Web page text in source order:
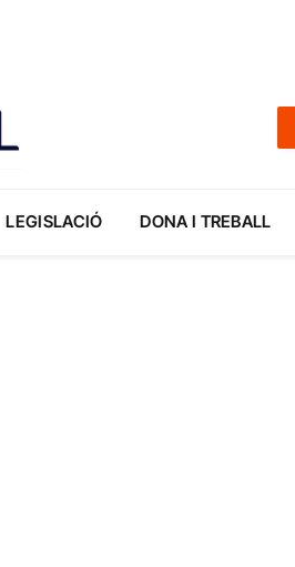
LEGISLACIÓ DONA I TREBALL